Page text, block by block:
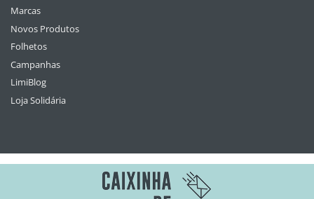
Marcas
Novos Produtos
Folhetos
Campanhas
LimiBlog
Loja Solidária